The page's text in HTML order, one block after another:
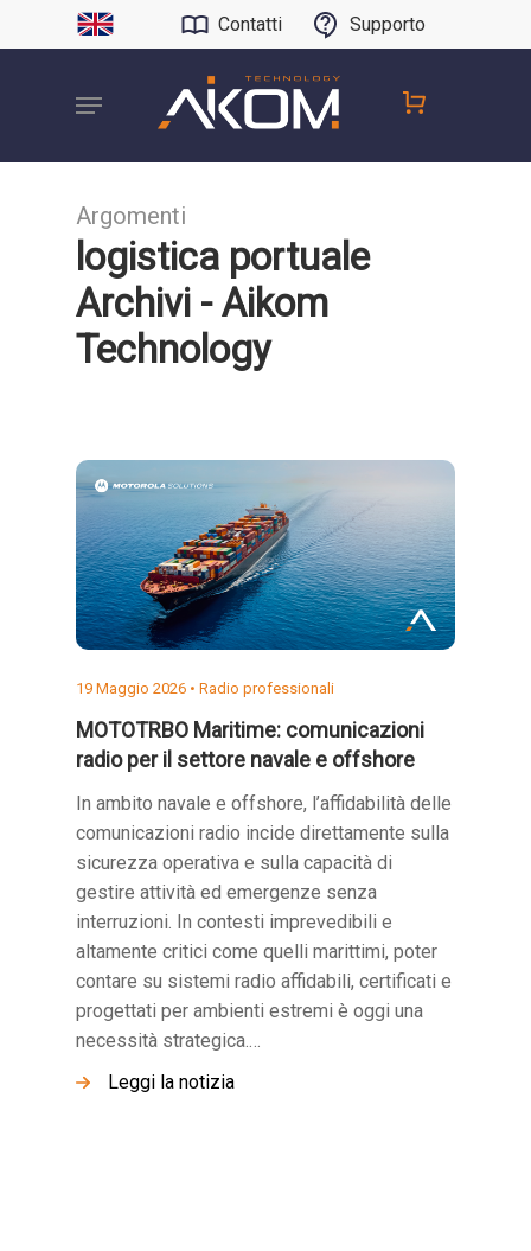
Contatti Supporto
Argomenti
logistica portuale
Archivi - Aikom
Technology
19 Maggio 2026 • Radio professionali
MOTOTRBO Maritime: comunicazioni
radio per il settore navale e offshore
In ambito navale e offshore, l’affidabilità delle
comunicazioni radio incide direttamente sulla
sicurezza operativa e sulla capacità di
gestire attività ed emergenze senza
interruzioni. In contesti imprevedibili e
altamente critici come quelli marittimi, poter
contare su sistemi radio affidabili, certificati e
progettati per ambienti estremi è oggi una
necessità strategica.…
Leggi la notizia